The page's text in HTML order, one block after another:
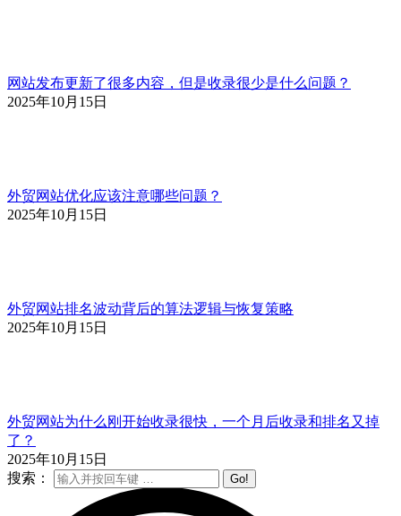
网站发布更新了很多内容，但是收录很少是什么问题？
2025年10月15日
外贸网站优化应该注意哪些问题？
2025年10月15日
外贸网站排名波动背后的算法逻辑与恢复策略
2025年10月15日
外贸网站为什么刚开始收录很快，一个月后收录和排名又掉
了？
2025年10月15日
搜索：